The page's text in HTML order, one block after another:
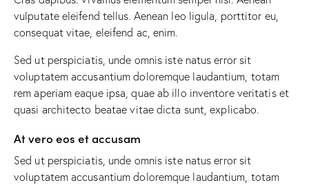
vulputate eleifend tellus. Aenean leo ligula, porttitor eu,
consequat vitae, eleifend ac, enim.
Sed ut perspiciatis, unde omnis iste natus error sit
voluptatem accusantium doloremque laudantium, totam
rem aperiam eaque ipsa, quae ab illo inventore veritatis et
quasi architecto beatae vitae dicta sunt, explicabo.
At vero eos et accusam
Sed ut perspiciatis, unde omnis iste natus error sit
voluptatem accusantium doloremque laudantium, totam